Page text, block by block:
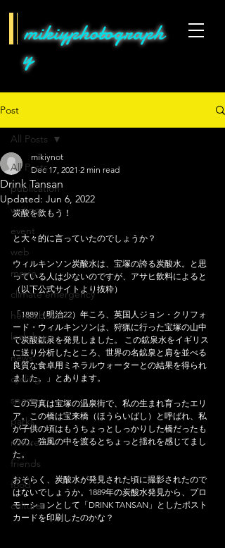
mikiyphotograph
y
Post
All Posts
publication
writing
event
web
movie
climate emergency
hens&bees
lockdown
news
cycling
sports
parks
nature
friends
food
culture
All Posts
Drink Tansan
mikiynot
Dec 17, 2021 2 min read
Updated: Jun 6, 2022
炭酸を飲もう！
と大々的に言っていたのでしょうか？
ウィルキンソン炭酸水は、宝塚の誇る炭酸水。と思
っている人は少ないのですが、アサヒ飲料によると
（以下公式サイトより抜粋）
「1889（明治22）年ころ、英国人ジョン・クリフォ
ード・ウィルキンソンは、狩猟に行った宝塚の山中
で炭酸鉱泉を発見しました。 この鉱泉水をイギリス
に送り分析したところ、世界の名鉱泉と肩を並べる
良質な食卓用ミネラルウォーターとの結果を得られ
ました。」とあります。
この写真は宝塚の温泉街で、私の生まれ育ったエリ
ア。この橋は宝来橋（ほうらいばし）と呼ばれ、私
が子供の頃はもうちょっとしっかりした橋だったも
のの、強風の中を渡るとちょっと揺れを感じてまし
た。
おそらく、炭酸水が発見された頃に撮影されたので
はないでしょうか。1889年の炭酸水発見から、プロ
モーションとして「DRINK TANSAN」としたポスト
カードを印刷したのかな？